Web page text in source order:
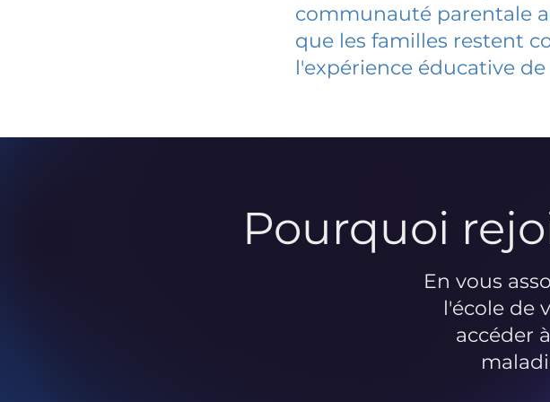
communauté parentale
que les familles restent
l'expérience éducative
Pourquoi
En vous
l'école de
accéder